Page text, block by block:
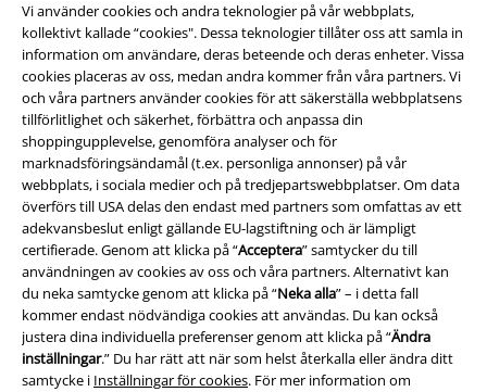
Vi använder cookies och andra teknologier på vår webbplats,
kollektivt kallade “cookies". Dessa teknologier tillåter oss att samla in
information om användare, deras beteende och deras enheter. Vissa
cookies placeras av oss, medan andra kommer från våra partners. Vi
och våra partners använder cookies för att säkerställa webbplatsens
tillförlitlighet och säkerhet, förbättra och anpassa din
shoppingupplevelse, genomföra analyser och för
marknadsföringsändamål (t.ex. personliga annonser) på vår
webbplats, i sociala medier och på tredjepartswebbplatser. Om data
överförs till USA delas den endast med partners som omfattas av ett
adekvansbeslut enligt gällande EU-lagstiftning och är lämpligt
certifierade. Genom att klicka på “Acceptera” samtycker du till
användningen av cookies av oss och våra partners. Alternativt kan
du neka samtycke genom att klicka på “Neka alla” – i detta fall
kommer endast nödvändiga cookies att användas. Du kan också
justera dina individuella preferenser genom att klicka på “Ändra
inställningar.” Du har rätt att när som helst återkalla eller ändra ditt
samtycke i Inställningar för cookies. För mer information om
EMP-appen
Ladda ner EMP-appen nu och ta del av många fördelar!
A Warner Music Group Company